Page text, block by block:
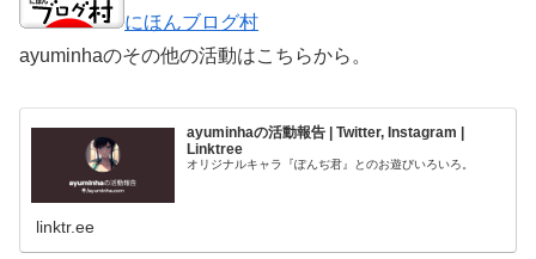
にほんブログ村
ayuminhaのその他の活動はこちらから。
ayuminhaの活動報告 | Twitter, Instagram |
Linktree
オリジナルキャラ『ぽんぢ君』とのお遊びいろいろ。
linktr.ee